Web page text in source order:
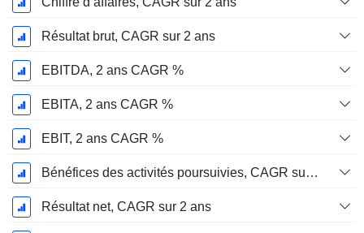
Résultat brut, CAGR sur 2 ans
EBITDA, 2 ans CAGR %
EBITA, 2 ans CAGR %
EBIT, 2 ans CAGR %
Bénéfices des activités poursuivies, CAGR sur 2 ans
Résultat net, CAGR sur 2 ans